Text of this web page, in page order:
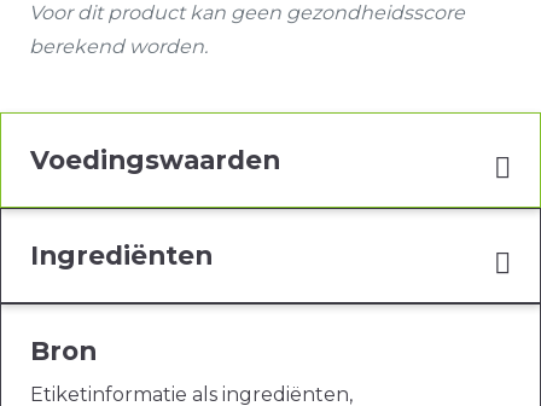
Voor dit product kan geen gezondheidsscore
berekend worden.
Voedingswaarden
Ingrediënten
Bron
Etiketinformatie als ingrediënten,